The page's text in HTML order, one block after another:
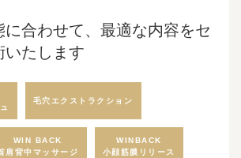
に合わせて、最適な内容をセ
いたします
毛穴エクストラクション
WIN BACK
肩背中マッサージ
WINBACK
小顔筋膜リリース